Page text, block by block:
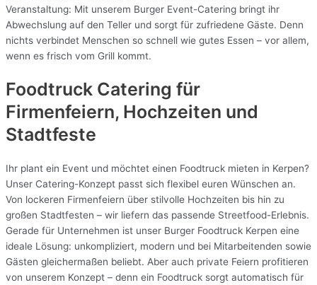
Veranstaltung: Mit unserem Burger Event-Catering bringt ihr
Abwechslung auf den Teller und sorgt für zufriedene Gäste. Denn
nichts verbindet Menschen so schnell wie gutes Essen – vor allem,
wenn es frisch vom Grill kommt.
Foodtruck Catering für
Firmenfeiern, Hochzeiten und
Stadtfeste
Ihr plant ein Event und möchtet einen Foodtruck mieten in Kerpen?
Unser Catering-Konzept passt sich flexibel euren Wünschen an.
Von lockeren Firmenfeiern über stilvolle Hochzeiten bis hin zu
großen Stadtfesten – wir liefern das passende Streetfood-Erlebnis.
Gerade für Unternehmen ist unser Burger Foodtruck Kerpen eine
ideale Lösung: unkompliziert, modern und bei Mitarbeitenden sowie
Gästen gleichermaßen beliebt. Aber auch private Feiern profitieren
von unserem Konzept – denn ein Foodtruck sorgt automatisch für